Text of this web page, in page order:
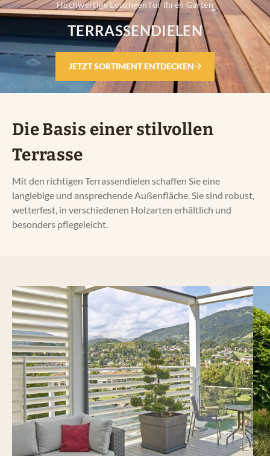
Service
Referenzen
Unser Weg
Kontakt
Hochwertige Lösungen für Ihren Garten
TERRASSENDIELEN
JETZT SORTIMENT ENTDECKEN
Die Basis einer stilvollen
Terrasse
Mit den richtigen Terrassendielen schaffen Sie eine
langlebige und ansprechende Außenfläche. Sie sind robust,
wetterfest, in verschiedenen Holzarten erhältlich und
besonders pflegeleicht.